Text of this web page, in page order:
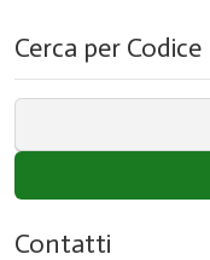
Cerca per Codice
Contatti